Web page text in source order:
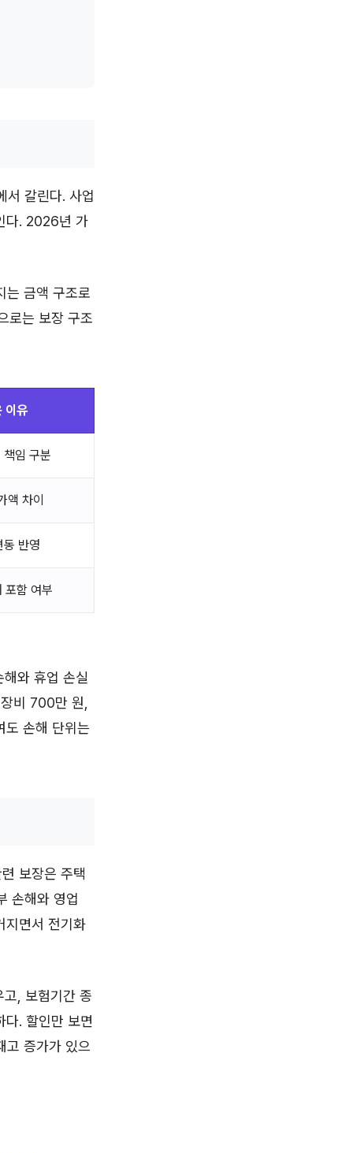
서 갈린다. 사업
다. 2026년 가
는 금액 구조로
로는 보장 구조
이유
책임 구분
액 차이
동 반영
포함 여부
와 휴업 손실
비 700만 원,
도 손해 단위는
보장은 주택
손해와 영업
지면서 전기화
, 보험기간 종
. 할인만 보면
고 증가가 있으